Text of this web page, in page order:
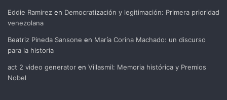
Eddie Ramirez en Democratización y legitimación: Primera prioridad
venezolana
Beatriz Pineda Sansone en María Corina Machado: un discurso
para la historia
act 2 video generator en Villasmil: Memoria histórica y Premios
Nobel